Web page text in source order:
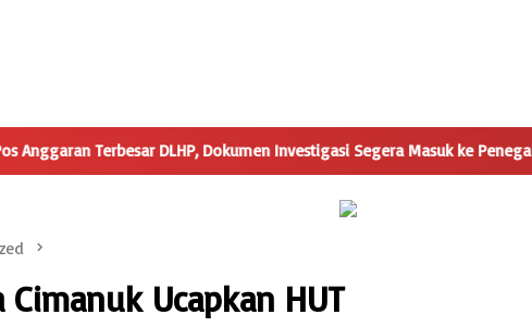
DLHP, Dokumen Investigasi Segera Masuk ke Penegak Hukum
Cimanuk Ucapkan HUT